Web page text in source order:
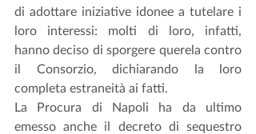
di adottare iniziative idonee a tutelare i
loro interessi: molti di loro, infatti,
hanno deciso di sporgere querela contro
il Consorzio, dichiarando la loro
completa estraneità ai fatti.
La Procura di Napoli ha da ultimo
emesso anche il decreto di sequestro